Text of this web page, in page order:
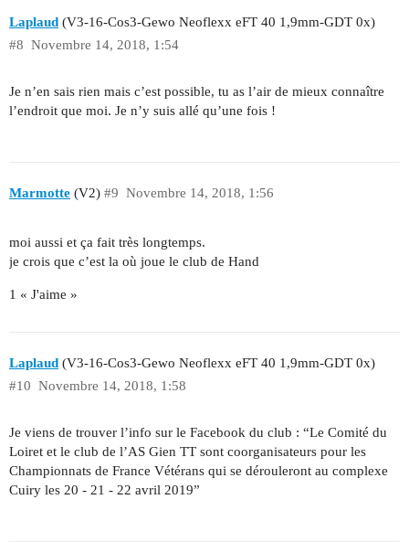
Laplaud (V3-16-Cos3-Gewo Neoflexx eFT 40 1,9mm-GDT 0x)
Novembre 14, 2018, 1:54
#8
Je n’en sais rien mais c’est possible, tu as l’air de mieux connaître
l’endroit que moi. Je n’y suis allé qu’une fois !
Marmotte (V2) Novembre 14, 2018, 1:56
#9
moi aussi et ça fait très longtemps.
je crois que c’est la où joue le club de Hand
1 « J'aime »
Laplaud (V3-16-Cos3-Gewo Neoflexx eFT 40 1,9mm-GDT 0x)
Novembre 14, 2018, 1:58
#10
Je viens de trouver l’info sur le Facebook du club : “Le Comité du
Loiret et le club de l’AS Gien TT sont coorganisateurs pour les
Championnats de France Vétérans qui se dérouleront au complexe
Cuiry les 20 - 21 - 22 avril 2019”